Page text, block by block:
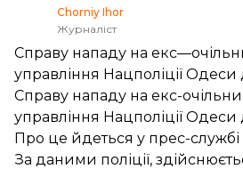
Chorniy Ihor
Журналіст
Справу нападу на
управління Нацполіції Одеси
Справу нападу на екс-
управління Нацполіції Одеси
Про це йдеться у прес-службі
За даними поліції,